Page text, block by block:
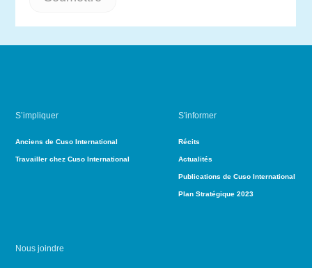
S’impliquer
Anciens de Cuso International
Travailler chez Cuso International
S'informer
Récits
Actualités
Publications de Cuso International
Plan Stratégique 2023
Nous joindre